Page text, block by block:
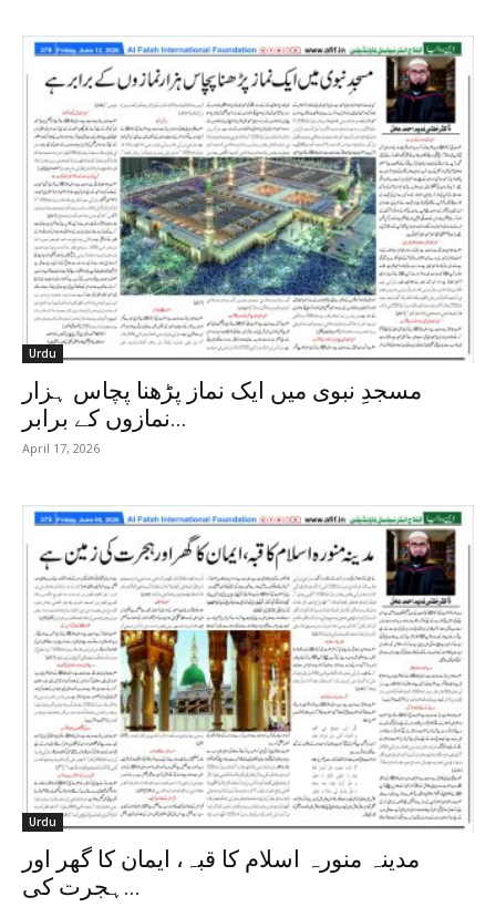
Urdu
مسجدِ نبوی میں ایک نماز پڑھنا پچاس ہزار
نمازوں کے برابر...
April 17, 2026
Urdu
مدینہ منورہ اسلام کا قبہ، ایمان کا گھر اور
ہجرت کی...